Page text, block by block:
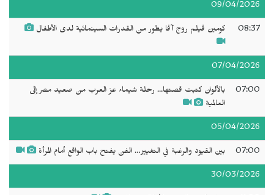
09/04/2026
08:37 كومين فيلم روج آفا يطور من القدرات السينمائية لدى الأطفال
07/04/2026
07:00
بالألوان كتبت قصتها... رحلة شيماء عز العرب من صعيد مصر إلى
العالمية
05/04/2026
07:00 بين القيود والرغبة في التغيير… الفن يفتح باب الواقع أمام المرأة
30/03/2026